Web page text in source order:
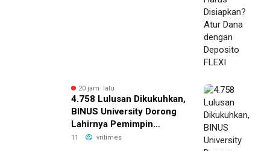
20 jam lalu
4.758 Lulusan Dikukuhkan,
BINUS University Dorong
Lahirnya Pemimpin
Inovatif yang Berdampak
11 vritimes